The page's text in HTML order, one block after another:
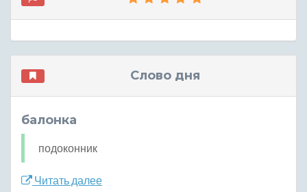
Слово дня
балонка
подоконник
Читать далее